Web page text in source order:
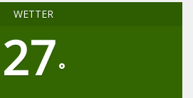
WETTER
27°